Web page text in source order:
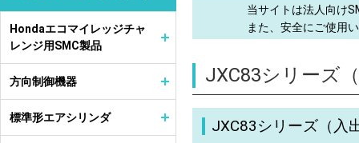
当サイトは法人向け
また、安全にご使用
JXC83シリーズ
JXC83シリーズ（入
Hondaエコマイレッジチャ
レンジ用SMC製品
方向制御機器
標準形エアシリンダ